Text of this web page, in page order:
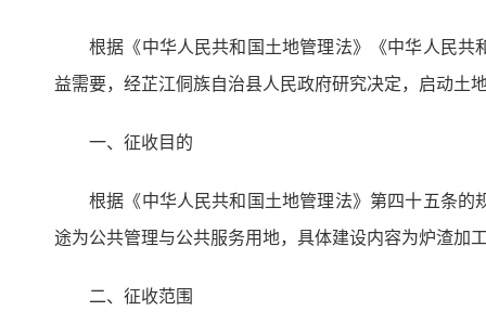
根据《中华人民共和国土地管理法》《中华人民
益需要，经芷江侗族自治县人民政府研究决定，启动土
一、征收目的
根据《中华人民共和国土地管理法》第四十五条
途为公共管理与公共服务用地，具体建设内容为炉渣加
二、征收范围